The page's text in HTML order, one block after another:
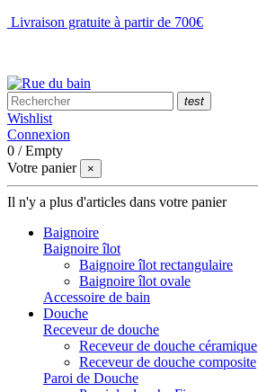
Livraison gratuite à partir de 700€
test
Wishlist
Connexion
0 /Empty
Votre panier
×
Il n'y a plus d'articles dans votre panier
Baignoire
Baignoire îlot
Baignoire îlot rectangulaire
Baignoire îlot ovale
Accessoire de bain
Douche
Receveur de douche
Receveur de douche céramique
Receveur de douche composite
Paroi de Douche